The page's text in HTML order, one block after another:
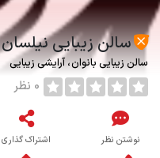
سالن زیبایی نیلسان
سالن زیبایی بانوان آرایشی زیبایی
0 نظر
نوشتن نظر اشتراک گذاری